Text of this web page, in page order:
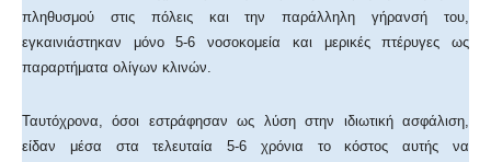
πληθυσμού στις πόλεις και την παράλληλη γήρανσή του,
εγκαινιάστηκαν μόνο 5-6 νοσοκομεία και μερικές πτέρυγες ως
παραρτήματα ολίγων κλινών.
Ταυτόχρονα, όσοι εστράφησαν ως λύση στην ιδιωτική ασφάλιση,
είδαν μέσα στα τελευταία 5-6 χρόνια το κόστος αυτής να